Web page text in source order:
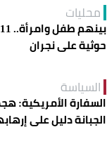
محليات
حوثية على نجران
السياسة
السفارة الأمريكية:
الجبانة دليل على